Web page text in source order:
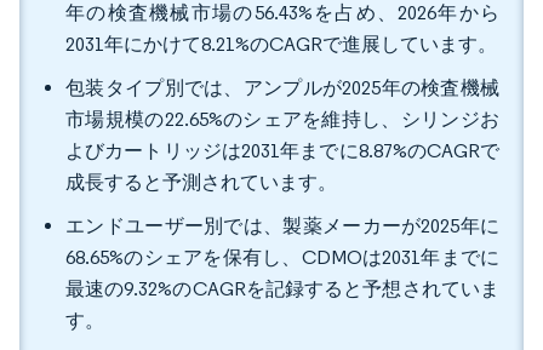
年の検査機械市場の56.43%を占め、2026年から
2031年にかけて8.21%のCAGRで進展しています。
包装タイプ別では、アンプルが2025年の検査機械
市場規模の22.65%のシェアを維持し、シリンジお
よびカートリッジは2031年までに8.87%のCAGRで
成長すると予測されています。
エンドユーザー別では、製薬メーカーが2025年に
68.65%のシェアを保有し、CDMOは2031年までに
最速の9.32%のCAGRを記録すると予想されていま
す。